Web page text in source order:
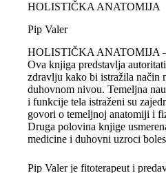
HOLISTIČKA ANATOMIJA
Pip Valer
HOLISTIČKA ANATOMIJA –
Ova knjiga predstavlja
zdravlju kako bi istražila način
duhovnom nivou. Temeljna
i funkcije tela istraženi su
govori o temeljnoj anatomiji i
Druga polovina knjige
medicine i duhovni uzroci
Pip Valer je fitoterapeut i